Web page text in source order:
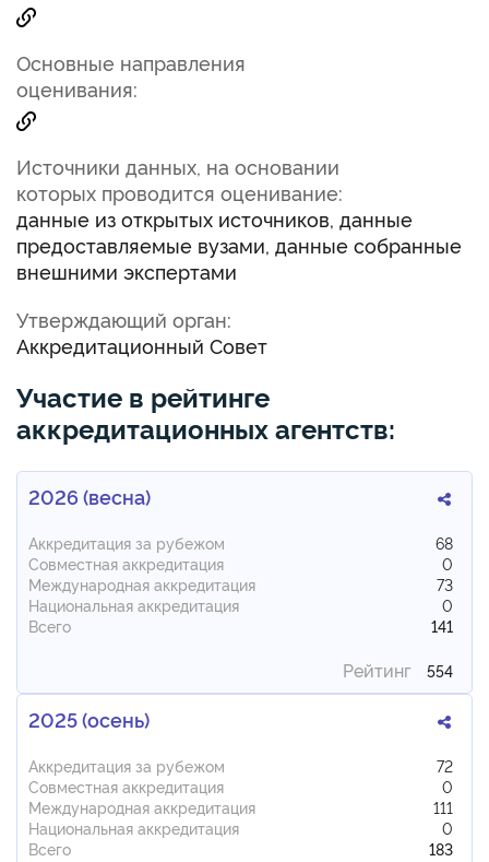
Основные направления
оценивания:
Источники данных, на основании
которых проводится оценивание:
данные из открытых источников, данные
предоставляемые вузами, данные собранные
внешними экспертами
Утверждающий орган:
Аккредитационный Совет
Участие в рейтинге
аккредитационных агентств:
2026 (весна)
Аккредитация за рубежом
68
Совместная аккредитация
0
Международная аккредитация
73
Национальная аккредитация
0
Всего
141
Рейтинг 554
2025 (осень)
Аккредитация за рубежом
72
Совместная аккредитация
0
Международная аккредитация
111
Национальная аккредитация
0
Всего
183